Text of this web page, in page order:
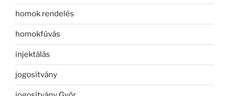
homok rendelés
homokfúvás
injektálás
jogosítvány